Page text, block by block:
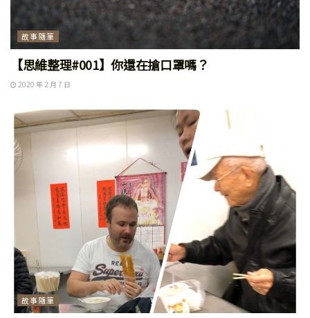
故事隨筆
【思維整理#001】你還在搶口罩嗎？
2020 年 2 月 7 日
故事隨筆